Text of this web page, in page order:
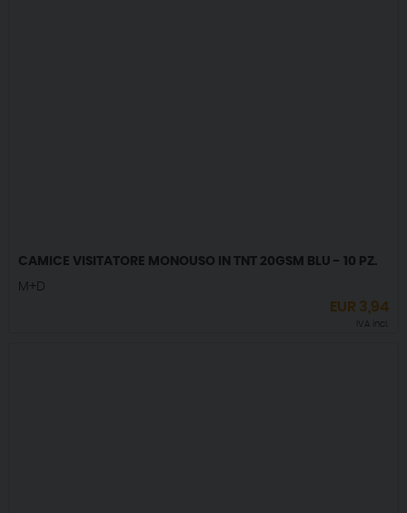
CAMICE VISITATORE MONOUSO IN TNT 20GSM BLU - 10 PZ.
M+D
EUR 3,94
IVA incl.